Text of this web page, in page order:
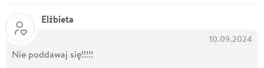
Elżbieta
10.09.2024
Nie poddawaj się!!!!!